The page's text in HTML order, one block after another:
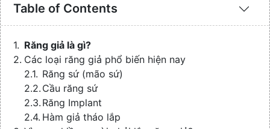
Table of Contents
Răng giả là gì?
Các loại răng giả phổ biến hiện nay
Răng sứ (mão sứ)
Cầu răng sứ
Răng Implant
Hàm giả tháo lắp